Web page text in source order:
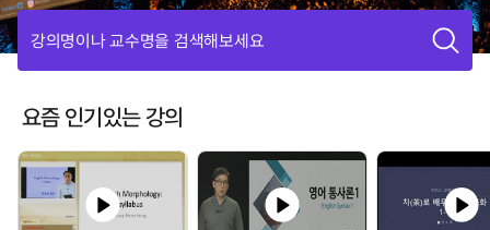
강의명이나 교수명을 검색해보세요
요즘 인기있는 강의